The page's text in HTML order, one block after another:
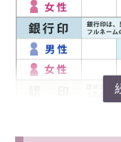
からです。 チタンの印
長く使う上では大きなメ
ることがなく、水害にあ
続けることができます。
◆ チタンの印鑑の保